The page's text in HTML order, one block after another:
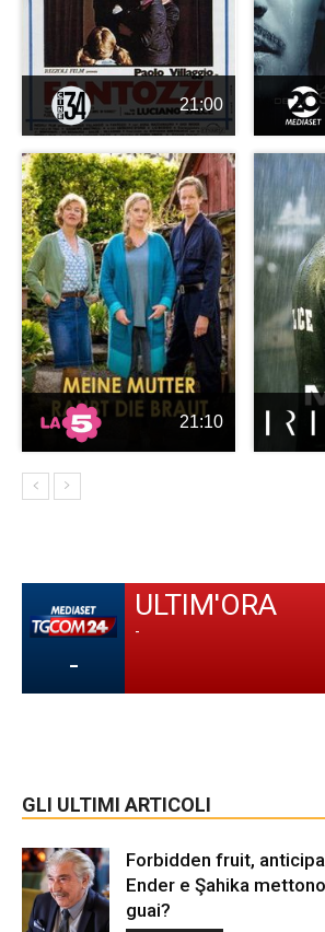
21:00
21:10
-
ULTIM'ORA
-
GLI ULTIMI ARTICOLI
Forbidden fruit,
Ender e Şahika
guai?